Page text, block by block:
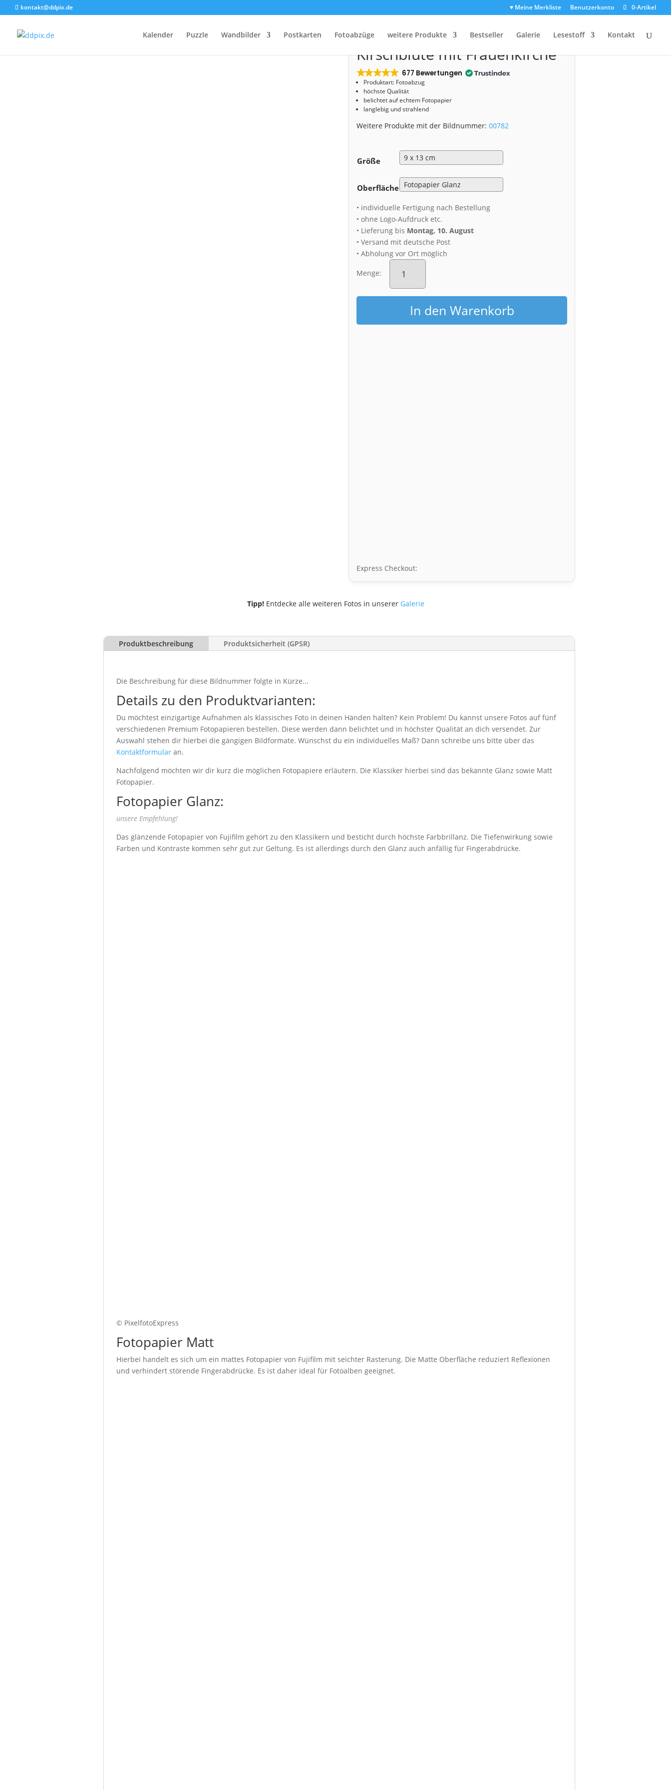
kontakt@ddpix.de ♥ Meine Merkliste Benutzerkonto 0-Artikel
Kalender Puzzle Wandbilder Postkarten Fotoabzüge weitere Produkte Bestseller Galerie Lesestoff Kontakt
Start/Shop/Fotoabzug/ Fotoabzug (00782) Kirschblüte mit Frauenkirche
Fotoabzug (00782)
Kirschblüte mit Frauenkirche
677 Bewertungen
Produktart: Fotoabzug
höchste Qualität
belichtet auf echtem Fotopapier
langlebig und strahlend
Weitere Produkte mit der Bildnummer:00782
Größe
Oberfläche
• individuelle Fertigung nach Bestellung
• ohne Logo-Aufdruck etc.
• Lieferung bis Montag, 10. August
• Versand mit deutsche Post
• Abholung vor Ort möglich
Menge:
Fotoabzug
(00782)
mit
Frauenkirche
MengeIn den Warenkorb
Express Checkout:
Tipp!Entdecke alle weiteren Fotos in unserer Galerie
Produktbeschreibung Produktsicherheit (GPSR)
Die Beschreibung für diese Bildnummer folgte in Kürze...
Details zu den Produktvarianten:
Du möchtest einzigartige Aufnahmen als klassisches Foto in deinen Händen halten? Kein Problem! Du kannst unsere Fotos auf fünf
verschiedenen Premium Fotopapieren bestellen. Diese werden dann belichtet und in höchster Qualität an dich versendet. Zur
Auswahl stehen dir hierbei die gängigen Bildformate. Wünschst du ein individuelles Maß? Dann schreibe uns bitte über das
Kontaktformular an.
Nachfolgend möchten wir dir kurz die möglichen Fotopapiere erläutern. Die Klassiker hierbei sind das bekannte Glanz sowie Matt
Fotopapier.
Fotopapier Glanz:
unsere Empfehlung!
Das glänzende Fotopapier von Fujifilm gehört zu den Klassikern und besticht durch höchste Farbbrillanz. Die Tiefenwirkung sowie
Farben und Kontraste kommen sehr gut zur Geltung. Es ist allerdings durch den Glanz auch anfällig für Fingerabdrücke.
© PixelfotoExpress
Fotopapier Matt
Hierbei handelt es sich um ein mattes Fotopapier von Fujifilm mit seichter Rasterung. Die Matte Oberfläche reduziert Reflexionen
und verhindert störende Fingerabdrücke. Es ist daher ideal für Fotoalben geeignet.